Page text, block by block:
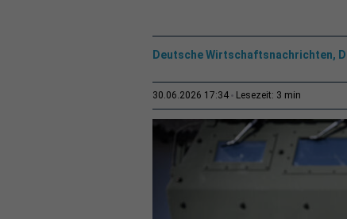
Deutsche Wirtschaftsnachrichten,
30.06.2026 17:34 Lesezeit: 3 min